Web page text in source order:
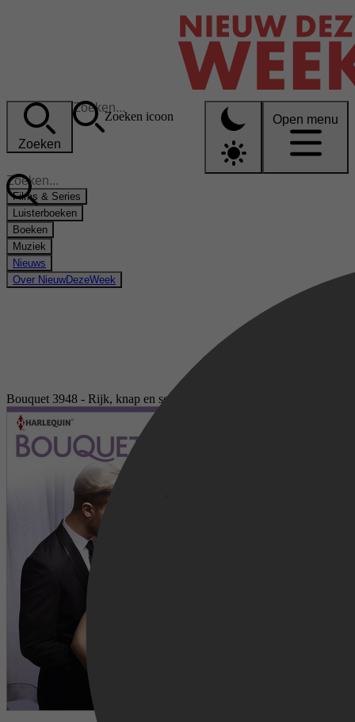
Zoeken
Zoeken icoon Open menu
Films & Series
Luisterboeken
Boeken
Muziek
Nieuws
Over NieuwDezeWeek
Bouquet 3948 - Rijk, knap en sexy